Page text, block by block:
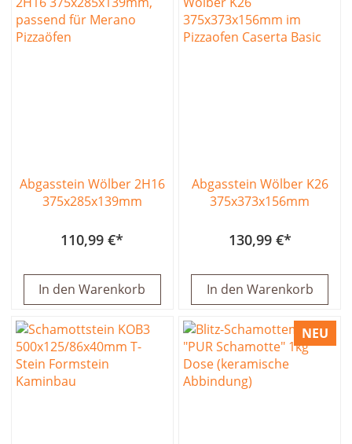
Abgasstein Wölber 2H16
375x285x139mm
110,99 €
In den Warenkorb
Abgasstein Wölber K26
375x373x156mm
130,99 €
In den Warenkorb
NEU